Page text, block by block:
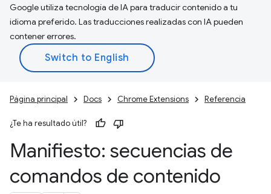
Google utiliza tecnología de IA para traducir contenido a tu
idioma preferido. Las traducciones realizadas con IA pueden
contener errores.
Página principal Docs Chrome Extensions Referencia
¿Te ha resultado útil?
Manifiesto: secuencias de
comandos de contenido